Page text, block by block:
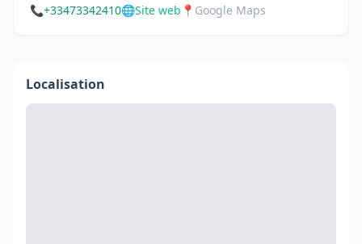
📞+33473342410🌐Site web 📍 Google Maps
Localisation